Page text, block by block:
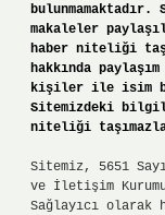
bulunmamaktadır.
makaleler
haber niteliği
hakkında
kişiler ile isim
Sitemizdeki
niteliği
Sitemiz, 5651
ve İletişim
Sağlayıcı olarak